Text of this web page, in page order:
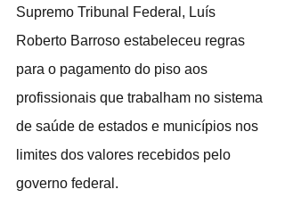
Supremo Tribunal Federal, Luís
Roberto Barroso estabeleceu regras
para o pagamento do piso aos
profissionais que trabalham no sistema
de saúde de estados e municípios nos
limites dos valores recebidos pelo
governo federal.